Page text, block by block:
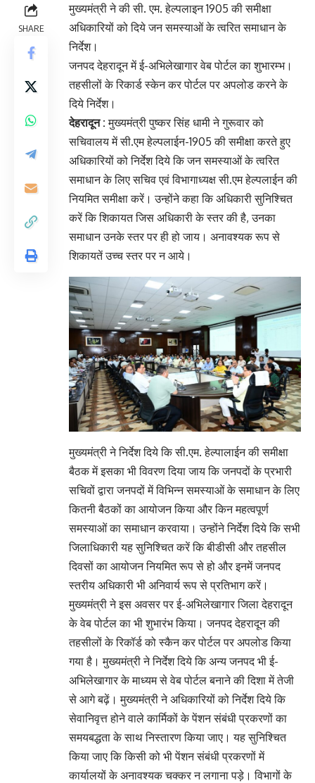
SHARE
मुख्यमंत्री ने की सी. एम. हेल्पलाइन 1905 की समीक्षा
अधिकारियों को दिये जन समस्याओं के त्वरित समाधान के
निर्देश।
जनपद देहरादून में ई-अभिलेखागार वेब पोर्टल का शुभारम्भ।
तहसीलों के रिकार्ड स्केन कर पोर्टल पर अपलोड करने के
दिये निर्देश।
देहरादून :मुख्यमंत्री पुष्कर सिंह धामी ने गुरूवार को
सचिवालय में सी.एम हेल्पलाईन-1905 की समीक्षा करते हुए
अधिकारियों को निर्देश दिये कि जन समस्याओं के त्वरित
समाधान के लिए सचिव एवं विभागाध्यक्ष सी.एम हेल्पलाईन की
नियमित समीक्षा करें। उन्होंने कहा कि अधिकारी सुनिश्चित
करें कि शिकायत जिस अधिकारी के स्तर की है, उनका
समाधान उनके स्तर पर ही हो जाय। अनावश्यक रूप से
शिकायतें उच्च स्तर पर न आये।
मुख्यमंत्री ने निर्देश दिये कि सी.एम. हेल्पालाईन की समीक्षा
बैठक में इसका भी विवरण दिया जाय कि जनपदों के प्रभारी
सचिवों द्वारा जनपदों में विभिन्न समस्याओं के समाधान के लिए
कितनी बैठकों का आयोजन किया और किन महत्वपूर्ण
समस्याओं का समाधान करवाया। उन्होंने निर्देश दिये कि सभी
जिलाधिकारी यह सुनिश्चित करें कि बीडीसी और तहसील
दिवसों का आयोजन नियमित रूप से हो और इनमें जनपद
स्तरीय अधिकारी भी अनिवार्य रूप से प्रतिभाग करें।
मुख्यमंत्री ने इस अवसर पर ई-अभिलेखागार जिला देहरादून
के वेब पोर्टल का भी शुभारंभ किया। जनपद देहरादून की
तहसीलों के रिकॉर्ड को स्कैन कर पोर्टल पर अपलोड किया
गया है। मुख्यमंत्री ने निर्देश दिये कि अन्य जनपद भी ई-
अभिलेखागार के माध्यम से वेब पोर्टल बनाने की दिशा में तेजी
से आगे बढ़ें। मुख्यमंत्री ने अधिकारियों को निर्देश दिये कि
सेवानिवृत्त होने वाले कार्मिकों के पेंशन संबंधी प्रकरणों का
समयबद्धता के साथ निस्तारण किया जाए। यह सुनिश्चित
किया जाए कि किसी को भी पेंशन संबंधी प्रकरणों में
कार्यालयों के अनावश्यक चक्कर न लगाना पड़े। विभागों के